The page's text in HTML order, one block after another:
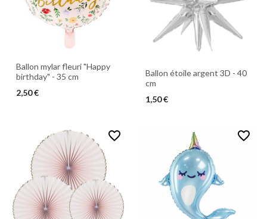
Ballon mylar fleuri "Happy
birthday" - 35 cm
2,50 €
Ballon étoile argent 3D - 40
cm
1,50 €
favorite_border favorite_border